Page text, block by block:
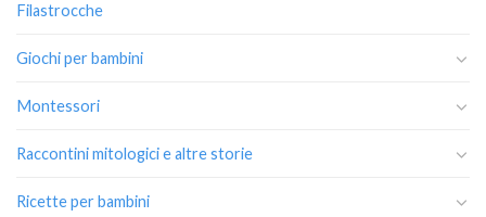
Filastrocche
Giochi per bambini
Montessori
Raccontini mitologici e altre storie
Ricette per bambini